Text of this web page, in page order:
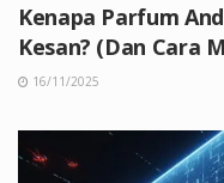
Kenapa Parfum
Kesan? (Dan Cara
16/11/2025